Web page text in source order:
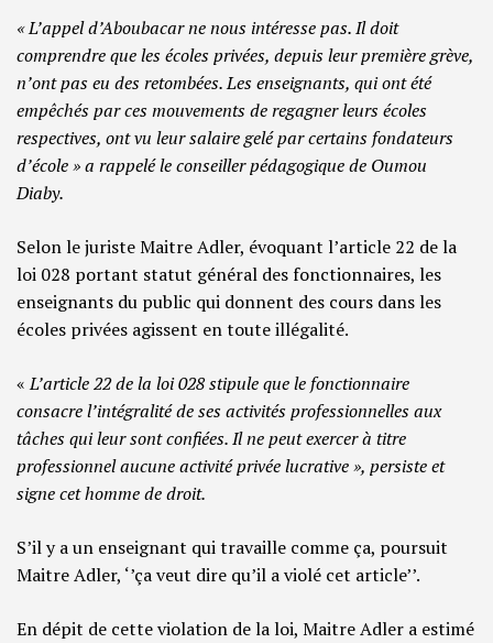
« L’appel d’Aboubacar ne nous intéresse pas. Il doit
comprendre que les écoles privées, depuis leur première grève,
n’ont pas eu des retombées. Les enseignants, qui ont été
empêchés par ces mouvements de regagner leurs écoles
respectives, ont vu leur salaire gelé par certains fondateurs
d’école » a rappelé le conseiller pédagogique de Oumou
Diaby.
Selon le juriste Maitre Adler, évoquant l’article 22 de la
loi 028 portant statut général des fonctionnaires, les
enseignants du public qui donnent des cours dans les
écoles privées agissent en toute illégalité.
«L’article 22 de la loi 028 stipule que le fonctionnaire
consacre l’intégralité de ses activités professionnelles aux
tâches qui leur sont confiées. Il ne peut exercer à titre
professionnel aucune activité privée lucrative », persiste et
signe cet homme de droit.
S’il y a un enseignant qui travaille comme ça, poursuit
Maitre Adler, ‘’ça veut dire qu’il a violé cet article’’.
En dépit de cette violation de la loi, Maitre Adler a estimé